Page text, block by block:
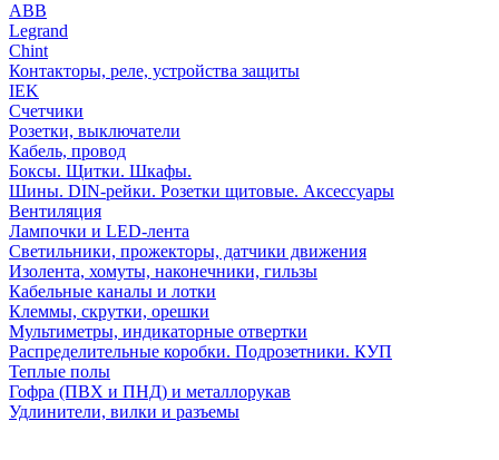
АВВ
Legrand
Chint
Контакторы, реле, устройства защиты
IEK
Счетчики
Розетки, выключатели
Кабель, провод
Боксы. Щитки. Шкафы.
Шины. DIN-рейки. Розетки щитовые. Аксессуары
Вентиляция
Лампочки и LED-лента
Светильники, прожекторы, датчики движения
Изолента, хомуты, наконечники, гильзы
Кабельные каналы и лотки
Клеммы, скрутки, орешки
Мультиметры, индикаторные отвертки
Распределительные коробки. Подрозетники. КУП
Теплые полы
Гофра (ПВХ и ПНД) и металлорукав
Удлинители, вилки и разъемы